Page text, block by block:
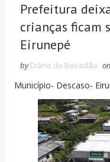
Prefeitura
crianças ficam
Eirunepé
by Diário do Beiradão on
Município- Descaso-